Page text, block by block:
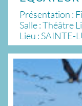
Présentation :
Salle : Théâtre
Lieu : SAINTE-